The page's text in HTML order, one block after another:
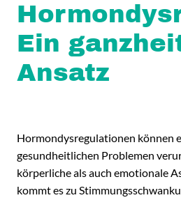
Ein
Ansatz
Hormondysregulationen können
gesundheitlichen Problemen
körperliche als auch emotionale
kommt es zu